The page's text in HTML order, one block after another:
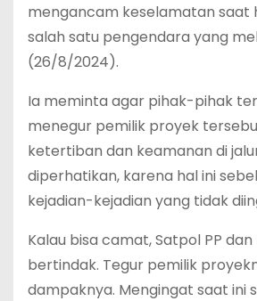
mengancam keselamatan saat
salah satu pengendara yang
(26/8/2024).
Ia meminta agar pihak-pihak
menegur pemilik proyek
ketertiban dan keamanan di
diperhatikan, karena hal ini
kejadian-kejadian yang tidak
Kalau bisa camat, Satpol PP
bertindak. Tegur pemilik
dampaknya. Mengingat saat ini